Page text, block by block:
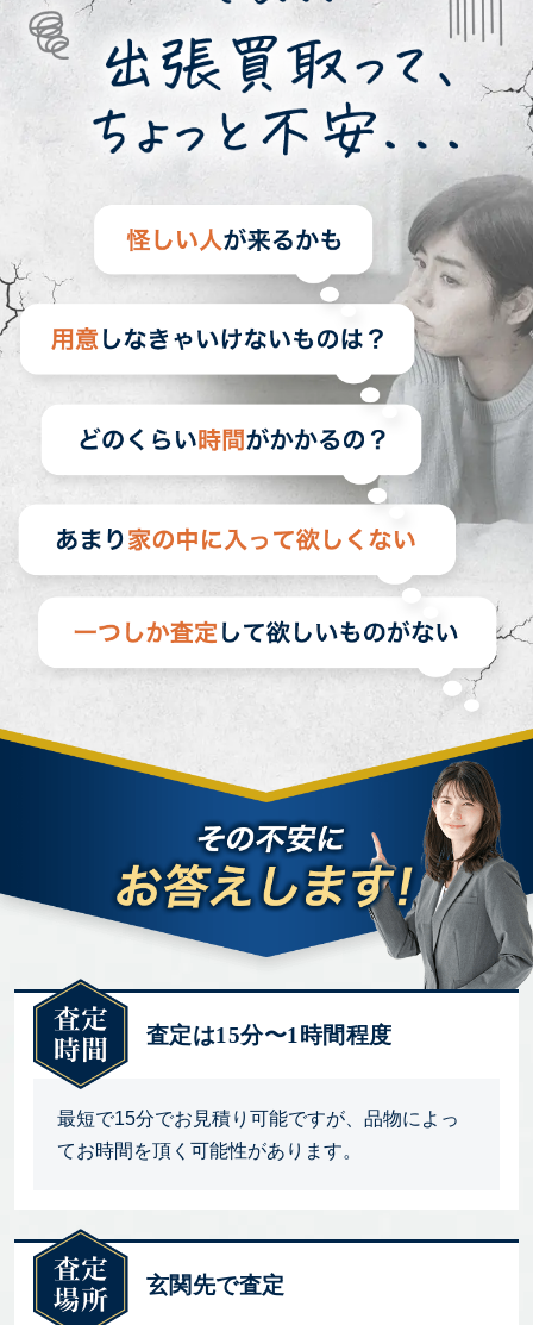
査定は15分〜1時間程度
最短で15分でお見積り可能ですが、品物によっ
てお時間を頂く可能性があります。
玄関先で査定